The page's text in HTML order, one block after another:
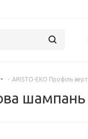
- ARISTO-EKO Профіль